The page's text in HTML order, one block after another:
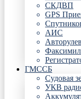
СКДВП
GPS
АИС
ГМССБ
Судовая
УКВ